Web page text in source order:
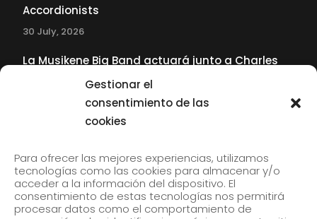
Gestionar el
consentimiento de las
cookies
Para ofrecer las mejores experiencias, utilizamos
tecnologías como las cookies para almacenar y/o
acceder a la información del dispositivo. El
consentimiento de estas tecnologías nos permitirá
procesar datos como el comportamiento de
Accordionists
30 July, 2026
La Musikene Big Band actuará junto a Charles
Tolliver en el 61 Jazzaldia
Subscribe to our newsletter to receive our news by